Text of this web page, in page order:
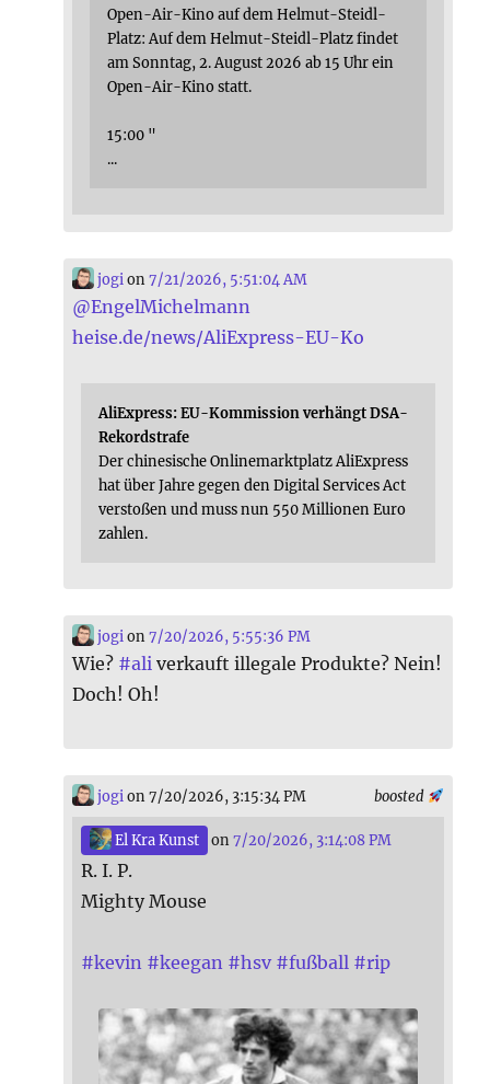
Open-Air-Kino auf dem Helmut-Steidl-
Platz: Auf dem Helmut-Steidl-Platz findet
am Sonntag, 2. August 2026 ab 15 Uhr ein
Open-Air-Kino statt.
15:00 "
...
jogi on7/21/2026, 5:51:04 AM
@EngelMichelmann
heise.de/news/AliExpress-EU-Ko
AliExpress: EU-Kommission verhängt DSA-
Rekordstrafe
Der chinesische Onlinemarktplatz AliExpress
hat über Jahre gegen den Digital Services Act
verstoßen und muss nun 550 Millionen Euro
zahlen.
jogi on7/20/2026, 5:55:36 PM
Wie? #ali verkauft illegale Produkte? Nein!
Doch! Oh!
boosted
jogi on 7/20/2026, 3:15:34 PM
El Kra Kunst on7/20/2026, 3:14:08 PM
R. I. P.
Mighty Mouse
#kevin #keegan #hsv #fußball #rip